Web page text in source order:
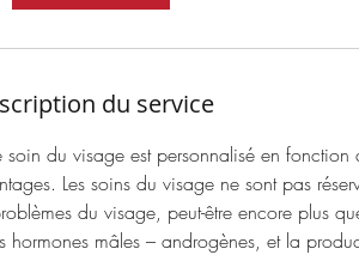
du service
du visage est personnalisé en
Les soins du visage ne sont pas
du visage, peut-être encore plus
hormones mâles – androgènes, et la